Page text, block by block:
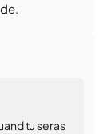
tu seras